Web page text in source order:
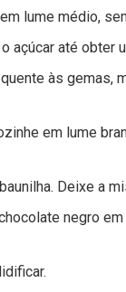
lume médio,
açúcar até obter
às gemas,
em lume
Deixe a
negro